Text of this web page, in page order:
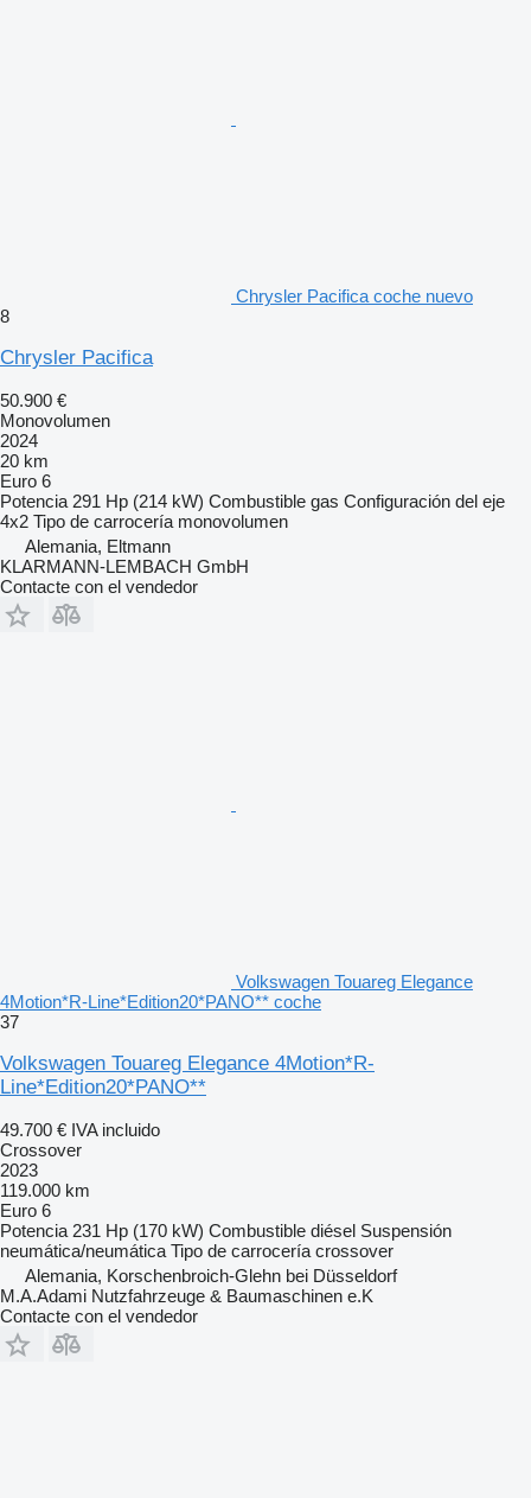
Chrysler Pacifica coche nuevo
8
Chrysler Pacifica
50.900 €
Monovolumen
2024
20 km
Euro 6
Potencia 291 Hp (214 kW) Combustible gas Configuración del eje
4x2 Tipo de carrocería monovolumen
Alemania, Eltmann
KLARMANN-LEMBACH GmbH
Contacte con el vendedor
Volkswagen Touareg Elegance
4Motion*R-Line*Edition20*PANO** coche
37
Volkswagen Touareg Elegance 4Motion*R-
Line*Edition20*PANO**
49.700 € IVA incluido
Crossover
2023
119.000 km
Euro 6
Potencia 231 Hp (170 kW) Combustible diésel Suspensión
neumática/neumática Tipo de carrocería crossover
Alemania, Korschenbroich-Glehn bei Düsseldorf
M.A.Adami Nutzfahrzeuge & Baumaschinen e.K
Contacte con el vendedor